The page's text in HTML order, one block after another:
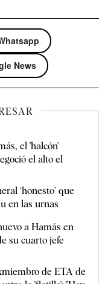
News
el 'halcón'
el alto el
‘honesto’ que
en las urnas
a Hamás en
su cuarto jefe
de ETA de